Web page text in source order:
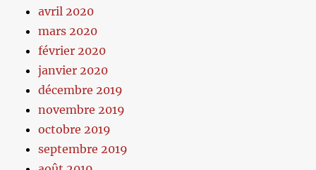
avril 2020
mars 2020
février 2020
janvier 2020
décembre 2019
novembre 2019
octobre 2019
septembre 2019